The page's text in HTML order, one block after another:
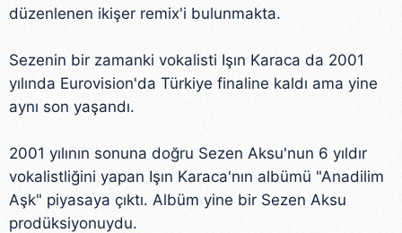
düzenlenen ikişer remix'i bulunmakta.
Sezenin bir zamanki vokalisti Işın Karaca da 2001
yılında Eurovision'da Türkiye finaline kaldı ama yine
aynı son yaşandı.
2001 yılının sonuna doğru Sezen Aksu'nun 6 yıldır
vokalistliğini yapan Işın Karaca'nın albümü "Anadilim
Aşk" piyasaya çıktı. Albüm yine bir Sezen Aksu
prodüksiyonuydu.